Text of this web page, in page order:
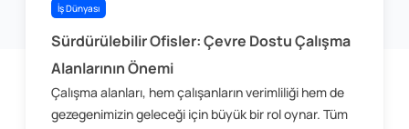
İş Dünyası
Sürdürülebilir Ofisler: Çevre Dostu Çalışma
Alanlarının Önemi
Çalışma alanları, hem çalışanların verimliliği hem de
gezegenimizin geleceği için büyük bir rol oynar. Tüm